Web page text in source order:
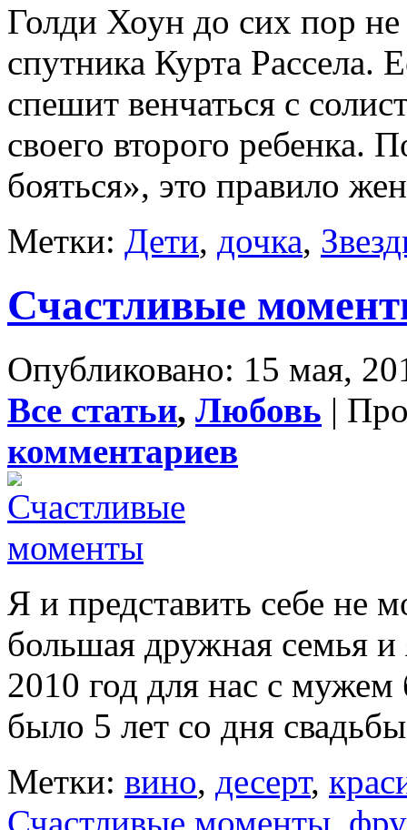
Голди Хоун до сих пор
спутника Курта Рассела.
спешит венчаться с
своего второго ребенка.
бояться», это правило
Метки: Дети, дочка,
Счастливые
Опубликовано: 15 мая,
Все статьи, Любовь |
комментариев
Я и представить себе не
большая дружная семья
2010 год для нас с
было 5 лет со дня
Метки: вино, десерт,